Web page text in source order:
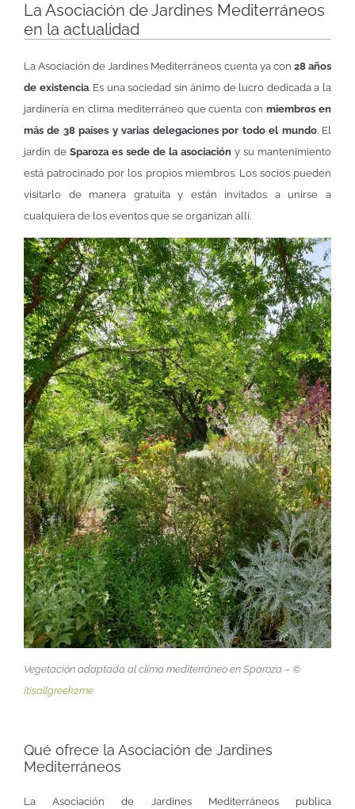
La Asociación de Jardines Mediterráneos
en la actualidad
La Asociación de Jardines Mediterráneos cuenta ya con 28 años
de existencia. Es una sociedad sin ánimo de lucro dedicada a la
jardinería en clima mediterráneo que cuenta conmiembros en
más de 38 países y varias delegaciones por todo el mundo. El
jardín de Sparoza es sede de la asociación y su mantenimiento
está patrocinado por los propios miembros. Los socios pueden
visitarlo de manera gratuita y están invitados a unirse a
cualquiera de los eventos que se organizan allí.
Vegetación adaptada al clima mediterráneo en Sparoza – ©
itisallgreek2me
Qué ofrece la Asociación de Jardines
Mediterráneos
La Asociación de Jardines Mediterráneos publica